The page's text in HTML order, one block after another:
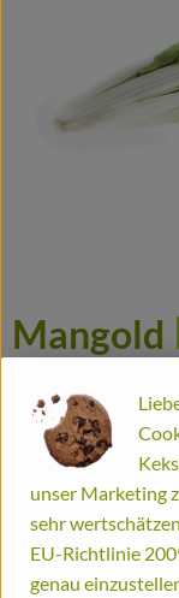
Haltbares
Fertiggerichte
So geht's
Service
Mangold
#1621 7,69
Info
Info
unser Marketing
sehr
EU-Richtlinie
genau